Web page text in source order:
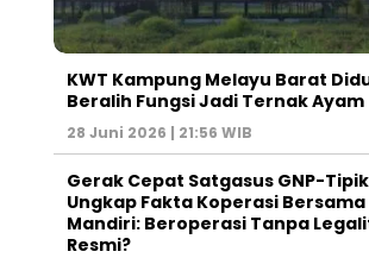
KWT Kampung Melayu Barat
Beralih Fungsi Jadi Ternak Ayam
28 Juni 2026 | 21:56 WIB
Gerak Cepat Satgasus GNP-
Ungkap Fakta Koperasi Bersama
Mandiri: Beroperasi Tanpa
Resmi?